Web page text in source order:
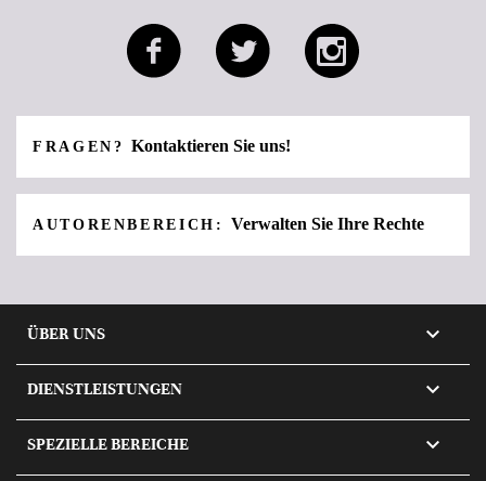
FRAGEN?Kontaktieren Sie uns!
AUTORENBEREICH:Verwalten Sie Ihre Rechte
ÜBER UNS 
DIENSTLEISTUNGEN 
SPEZIELLE BEREICHE 